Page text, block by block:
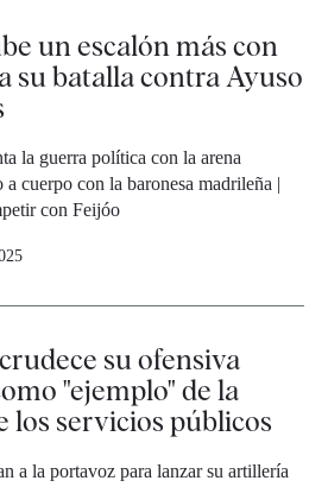
un escalón más con
su batalla contra Ayuso
la guerra política con la arena
cuerpo con la baronesa madrileña |
con Feijóo
su ofensiva
"ejemplo" de la
los servicios públicos
a la portavoz para lanzar su artillería